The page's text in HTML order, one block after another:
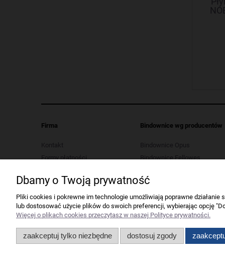
Firma
Kontakt
Formy płatności
Polityka prywatności
Regulaminy
Serwis urządzeń biurowych
Ustawienia plików cookies
Odstąp od umowy tutaj
Bindownice wg producentów
Bindownice Opus
Bindownice Fellowes
Bindownice Argo
Dbamy o Twoją prywatność
Pliki cookies i pokrewne im technologie umożliwiają poprawne
lub dostosować użycie plików do swoich preferencji, wybierając opcję
Więcej o plikach cookies przeczytasz w naszej Polityce prywatności.
zaakceptuj tylko niezbędne dostosuj zgody